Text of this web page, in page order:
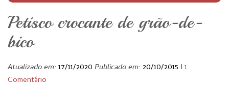
Petisco crocante de grão-de-
bico
Atualizado em:17/11/2020 Publicado em:20/10/2015 I 1
Comentário